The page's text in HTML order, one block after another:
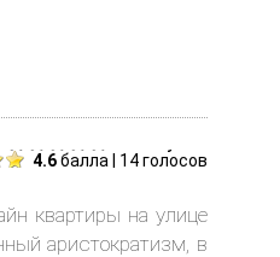
4.6балла | 14 голосов
квартиры на улице
аристократизм, в